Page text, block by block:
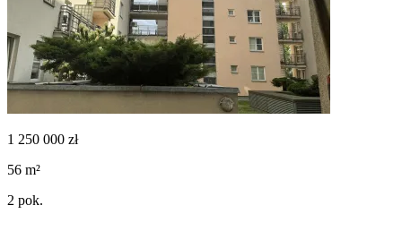
1 250 000 zł
56 m²
2 pok.